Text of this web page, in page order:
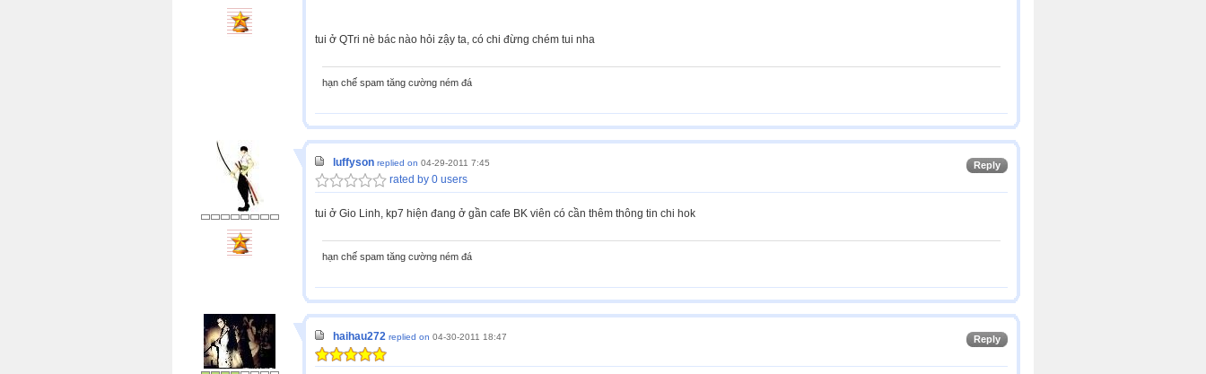
tui ở QTri nè bác nào hỏi zậy ta, có chi đừng chém tui nha
hạn chế spam tăng cường ném đá
Reply
luffyson replied on 04-29-2011 7:45
rated by 0 users
tui ở Gio Linh, kp7 hiện đang ở gần cafe BK viên có cần thêm thông tin chi hok
hạn chế spam tăng cường ném đá
Reply
haihau272 replied on 04-30-2011 18:47